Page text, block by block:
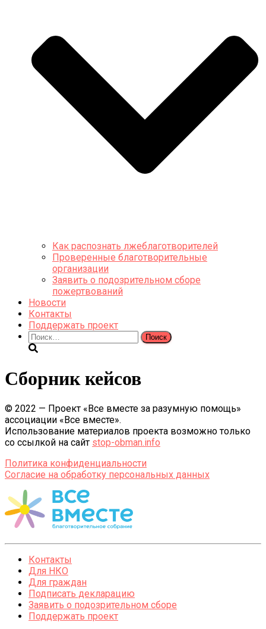
Как распознать лжеблаготворителей
Проверенные благотворительные
организации
Заявить о подозрительном сборе
пожертвований
Новости
Контакты
Поддержать проект
Найти:
Сборник кейсов
© 2022 — Проект «Все вместе за разумную помощь»
ассоциации «Все вместе».
Использование материалов проекта возможно только
со ссылкой на сайт stop-obman.info
Политика конфиденциальности
Согласие на обработку персональных данных
Контакты
Для НКО
Для граждан
Подписать декларацию
Заявить о подозрительном сборе
Поддержать проект